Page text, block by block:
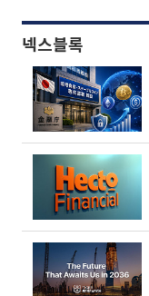
넥스블록